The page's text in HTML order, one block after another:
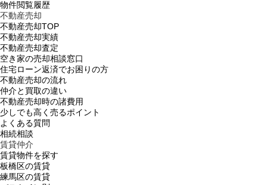
物件閲覧履歴
不動産売却
不動産売却TOP
不動産売却実績
不動産売却査定
空き家の売却相談窓口
住宅ローン返済でお困りの方
不動産売却の流れ
仲介と買取の違い
不動産売却時の諸費用
少しでも高く売るポイント
よくある質問
相続相談
賃貸仲介
賃貸物件を探す
板橋区の賃貸
練馬区の賃貸